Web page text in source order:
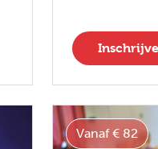
Vanaf € 82